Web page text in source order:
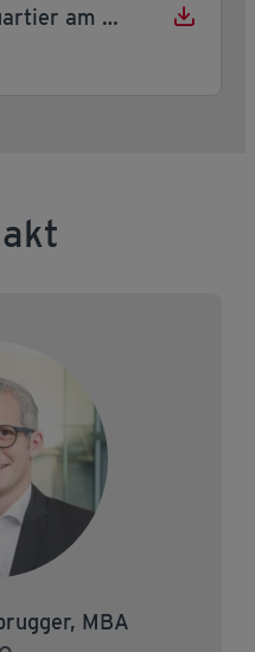
PA Bäumlequartier am See
MBA